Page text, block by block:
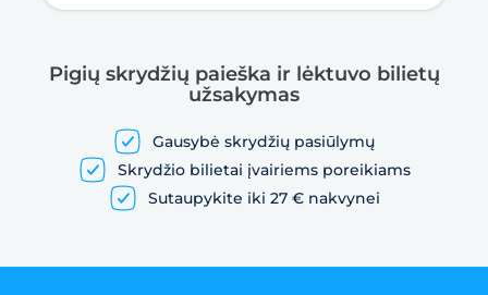
Pigių skrydžių paieška ir lėktuvo bilietų
užsakymas
Gausybė skrydžių pasiūlymų
Skrydžio bilietai įvairiems poreikiams
Sutaupykite iki 27 € nakvynei